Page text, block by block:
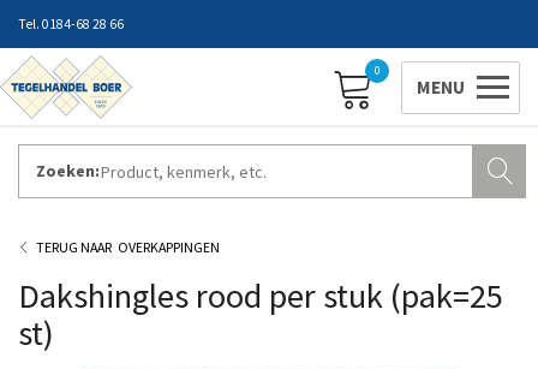
0184-68 28 66
0
Zoeken:
ZAKELIJK INLOGGEN
OVERKAPPINGEN
Dakshingles rood per stuk (pak=25
st)